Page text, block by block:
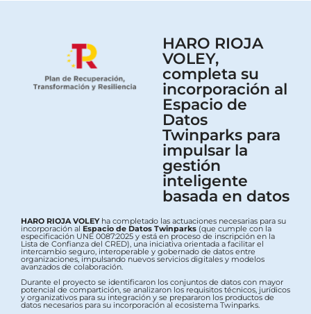
HARO RIOJA
VOLEY,
completa su
incorporación al
Espacio de
Datos
Twinparks para
impulsar la
gestión
inteligente
basada en datos
HARO RIOJA VOLEYha completado las actuaciones necesarias para su
incorporación al Espacio de Datos Twinparks (que cumple con la
especificación UNE 0087:2025 y está en proceso de inscripción en la
Lista de Confianza del CRED), una iniciativa orientada a facilitar el
intercambio seguro, interoperable y gobernado de datos entre
organizaciones, impulsando nuevos servicios digitales y modelos
avanzados de colaboración.
Durante el proyecto se identificaron los conjuntos de datos con mayor
potencial de compartición, se analizaron los requisitos técnicos, jurídicos
y organizativos para su integración y se prepararon los productos de
datos necesarios para su incorporación al ecosistema Twinparks.